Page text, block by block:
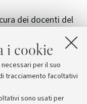
i cookie
per il suo
tracciamento facoltativi
sono usati per
dei docenti del
di Bologna,
Emilia-
e del Comune di